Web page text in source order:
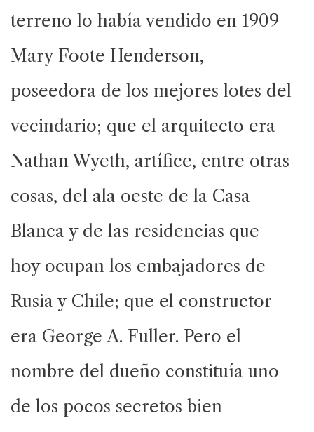
terreno lo había vendido en 1909
Mary Foote Henderson,
poseedora de los mejores lotes del
vecindario; que el arquitecto era
Nathan Wyeth, artífice, entre otras
cosas, del ala oeste de la Casa
Blanca y de las residencias que
hoy ocupan los embajadores de
Rusia y Chile; que el constructor
era George A. Fuller. Pero el
nombre del dueño constituía uno
de los pocos secretos bien